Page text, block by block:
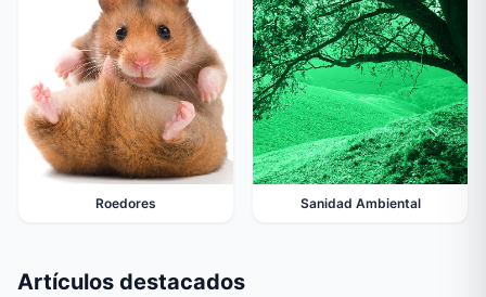
Roedores Sanidad Ambiental
Artículos destacados